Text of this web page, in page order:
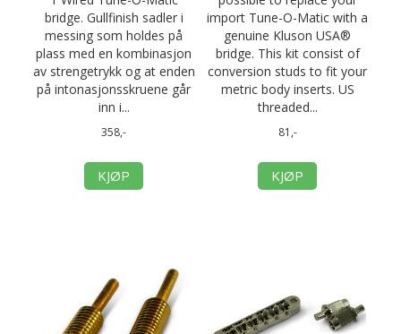
bridge. Gullfinish sadler i
messing som holdes på
plass med en kombinasjon
av strengetrykk og at enden
på intonasjonsskruene går
inn i...
358,-
KJØP
import Tune-O-Matic with a
genuine Kluson USA®
bridge. This kit consist of
conversion studs to fit your
metric body inserts. US
threaded...
81,-
KJØP